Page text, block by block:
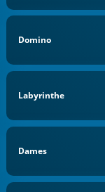
Domino
Labyrinthe
Dames